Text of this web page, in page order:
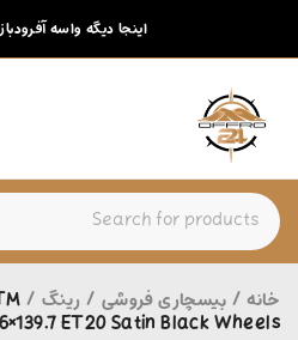
اینجا دیگه واسه
خانه / بیسچاری فروشی / رینگ /
ET20 Satin Black Wheels